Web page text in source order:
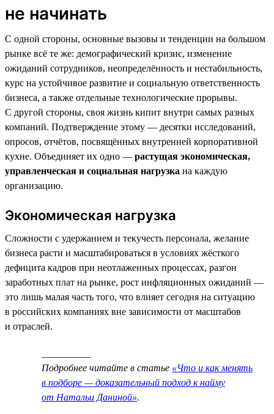
не начинать
С одной стороны, основные вызовы и тенденции на большом
рынке всё те же: демографический кризис, изменение
ожиданий сотрудников, неопределённость и нестабильность,
курс на устойчивое развитие и социальную ответственность
бизнеса, а также отдельные технологические прорывы.
С другой стороны, своя жизнь кипит внутри самых разных
компаний. Подтверждение этому — десятки исследований,
опросов, отчётов, посвящённых внутренней корпоративной
кухне. Объединяет их одно — растущая экономическая,
управленческая и социальная нагрузка на каждую
организацию.
Экономическая нагрузка
Сложности с удержанием и текучесть персонала, желание
бизнеса расти и масштабироваться в условиях жёсткого
дефицита кадров при неотлаженных процессах, разгон
заработных плат на рынке, рост инфляционных ожиданий —
это лишь малая часть того, что влияет сегодня на ситуацию
в российских компаниях вне зависимости от масштабов
и отраслей.
Подробнее читайте в статье «Что и как менять
в подборе — доказательный подход к найму
от Натальи Даниной».